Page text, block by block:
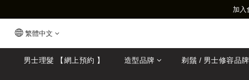
加入
繁體中文
男士理髮 【網上預約 】 造型品牌 剃鬚 / 男士修容品牌